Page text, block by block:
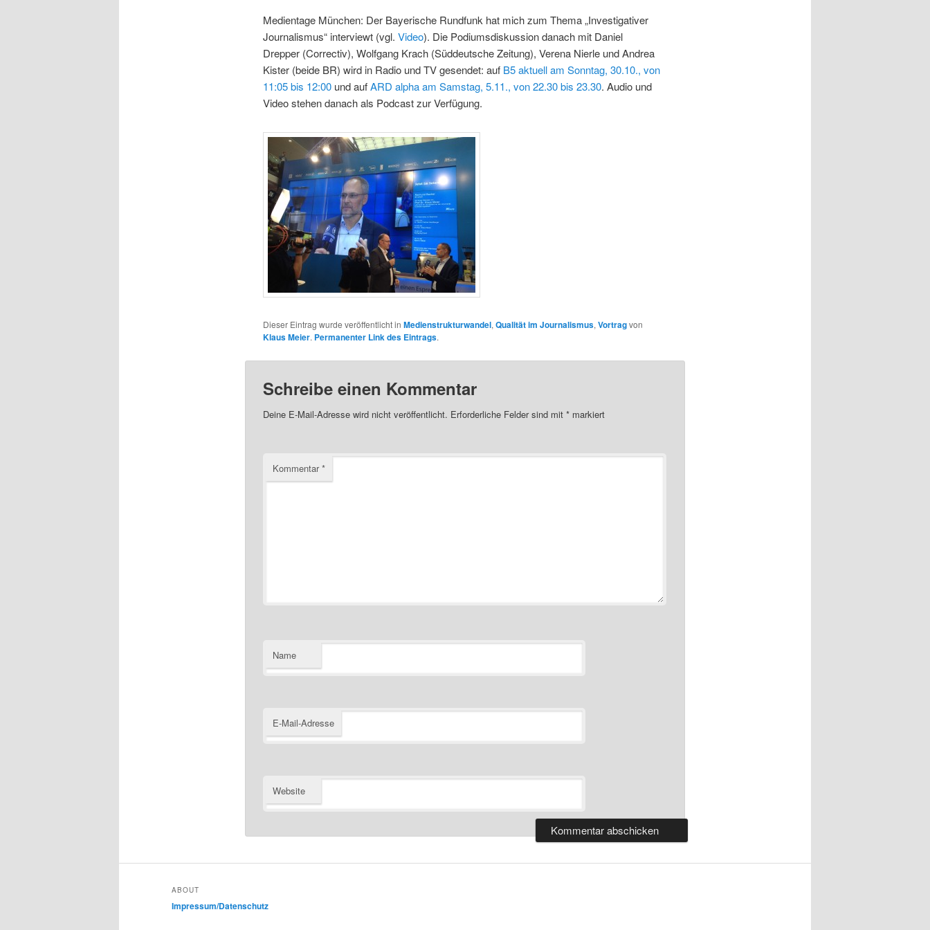
Medientage München: Der Bayerische Rundfunk hat mich zum Thema „Investigativer
Journalismus“ interviewt (vgl. Video). Die Podiumsdiskussion danach mit Daniel
Drepper (Correctiv), Wolfgang Krach (Süddeutsche Zeitung), Verena Nierle und Andrea
Kister (beide BR) wird in Radio und TV gesendet: auf B5 aktuell am Sonntag, 30.10., von
11:05 bis 12:00und aufARD alpha am Samstag, 5.11., von 22.30 bis 23.30. Audio und
Video stehen danach als Podcast zur Verfügung.
Dieser Eintrag wurde veröffentlicht in Medienstrukturwandel,Qualität im Journalismus,Vortragvon
Klaus Meier. Permanenter Link des Eintrags.
Schreibe einen Kommentar
Deine E-Mail-Adresse wird nicht veröffentlicht. Erforderliche Felder sind mit *markiert
Kommentar*
Name
E-Mail-Adresse
Website
ABOUT
Impressum/Datenschutz